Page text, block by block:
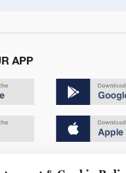
APP